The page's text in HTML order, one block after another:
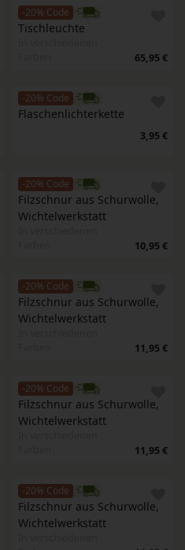
-20% Code
Tischleuchte
65,95 €
-20% Code
Flaschenlichterkette
3,95 €
-20% Code
Filzschnur aus Schurwolle,
Wichtelwerkstatt
10,95 €
-20% Code
Filzschnur aus Schurwolle,
Wichtelwerkstatt
11,95 €
-20% Code
Filzschnur aus Schurwolle,
Wichtelwerkstatt
11,95 €
-20% Code
Filzschnur aus Schurwolle,
Wichtelwerkstatt